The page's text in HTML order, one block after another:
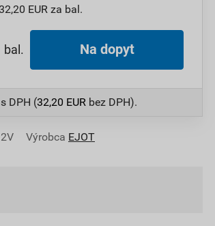
EUR za bal.
bal. Na dopyt
s DPH (32,20 EUR bez DPH).
Výrobca EJOT